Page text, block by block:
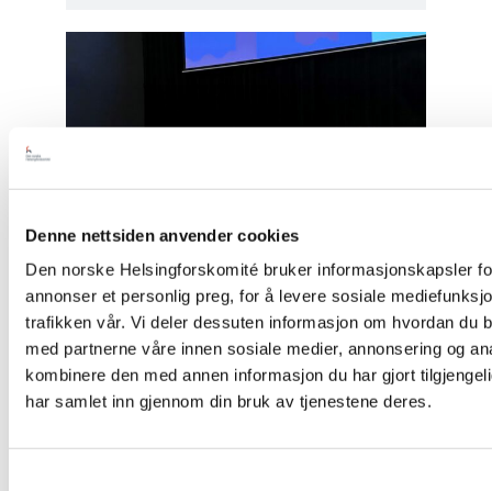
Denne nettsiden anvender cookies
Den norske Helsingforskomité bruker informasjonskapsler
annonser et personlig preg, for å levere sosiale
trafikken vår. Vi deler dessuten informasjon om hvordan du
med partnerne våre innen sosiale medier, annonsering og
kombinere den med annen informasjon du har gjort
har samlet inn gjennom din bruk av tjenestene deres.
Artikkel
«People First»
article